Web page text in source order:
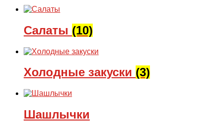
Салаты (10)
Холодные закуски (3)
Шашлычки